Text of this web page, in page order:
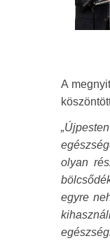
A
olyan
egyre